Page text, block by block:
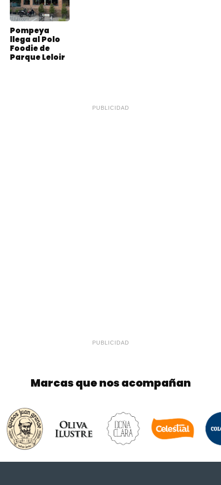
Pompeya
llega al Polo
Foodie de
Parque Leloir
PUBLICIDAD
PUBLICIDAD
Marcas que nos acompañan